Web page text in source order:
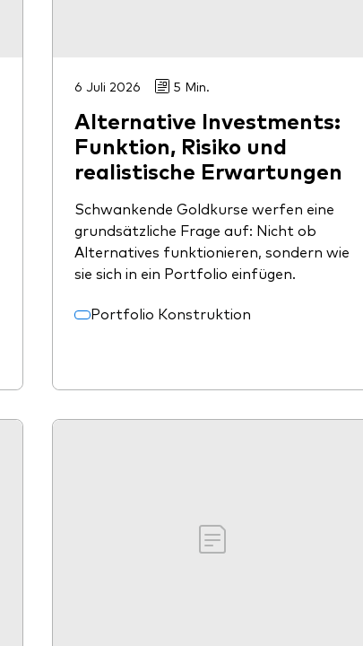
6 Juli 2026 5 Min.
Alternative Investments:
Funktion, Risiko und
realistische Erwartungen
Schwankende Goldkurse werfen eine
grundsätzliche Frage auf: Nicht ob
Alternatives funktionieren, sondern wie
sie sich in ein Portfolio einfügen.
Portfolio Konstruktion